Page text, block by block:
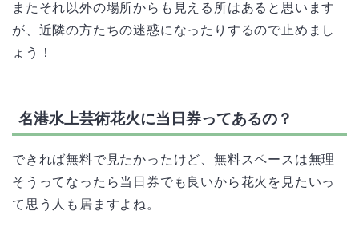
またそれ以外の場所からも見える所はあると思います
が、近隣の方たちの迷惑になったりするので止めまし
ょう！
名港水上芸術花火に当日券ってあるの？
できれば無料で見たかったけど、無料スペースは無理
そうってなったら当日券でも良いから花火を見たいっ
て思う人も居ますよね。